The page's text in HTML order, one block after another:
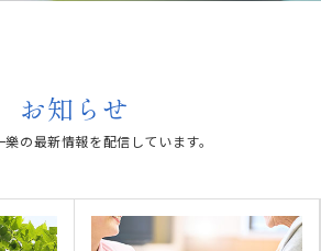
お知らせ
の最新情報を配信しています。